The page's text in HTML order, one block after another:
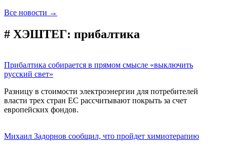
Все новости →
# ХЭШТЕГ: прибалтика
Прибалтика собирается в прямом смысле «выключить
русский свет»
Разницу в стоимости электроэнергии для потребителей
власти трех стран ЕС рассчитывают покрыть за счет
европейских фондов.
Михаил Задорнов сообщил, что пройдет химиотерапию